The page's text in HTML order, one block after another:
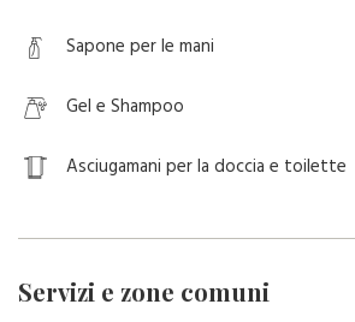
Sapone per le mani
Gel e Shampoo
Asciugamani per la doccia e toilette
Servizi e zone comuni